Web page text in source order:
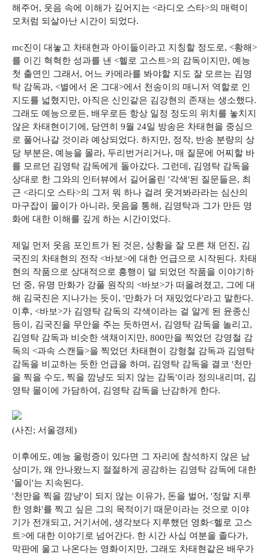
해주어, 웃음 속에 이해가 깊어지는 <라디오 스타>의 매력이
모처럼 되살아난 시간이 되었다.
mc진이 대놓고 차태현과 아이들이라고 지칭할 정도로, <황해>
를 이긴 혁혁한 성과를 낸 <헬로 고스트>의 감독이지만, 예능
첫 출연인 그래서, 어느 카메라를 봐야할 지도 잘 모르는 김영
탁 감독과, <별에서 온 그대>에서 천송이의 매니저 역할로 인
지도를 넓혔지만, 아직은 신인같은 김강현의 존재는 생소했다.
그래도 예능으로든, 배우로든 항상 일정 정도의 위치를 놓치지
않은 차태현이기에, 당연히 9월 24일 방송은 차태현을 중심으
로 풀어나갈 것이라 예상되었다. 하지만, 정작, 반송 분량의 상
당 부분은, 예능을 몰라, 두리번거리거나, 매 질문에 어찌할 바
를 모르던 김영탁 감독에게 돌아갔다. 그런데, 김영탁 감독을
상대로 한 그와의 인터뷰에서 길어올린 '각색'된 질문들은, 최
근 <라디오 스타>의 그저 뭐 하나 걸려 웃겨봐라라는 심산의
마구잡이 몰이가 아니라, 웃음을 통해, 김영탁과 그가 만든 영
화에 대한 이해를 깊게 하는 시간이었다.
제일 먼저 웃음 포인트가 된 것은, 상황을 잘 모른 채 던진, 김
국진의 차태현의 전작 <바보>에 대한 언급으로 시작된다. 차태
현의 작품으로 상대적으로 흥행이 덜 되었던 작품을 이야기하
던 중, 유명 만화가 강풀 원작의 <바보>가 떠올려졌고, 그에 대
해 김국진은 지나가는 듯이, '만화가 더 재밌었다'라고 말한다.
이후, <바보>가 김영탁 감독의 각색이라는 걸 알게 된 윤종신
등이, 김국진을 무안을 주는 듯하면서, 김영탁 감독을 놀리고,
김영탁 감독과 비슷한 색채이지만, 800만을 찍었던 강영철 감
독의 <과속 스캔들>을 찍었던 차태현이 강형철 감독과 김영탁
감독을 비교하는 듯한 언급을 하며, 김영탁 감독을 결코 '천만
을 찍을 수도, 찍을 깜냥도 되지 않는 감독'이라 정의내리며, 김
영탁 몰이에 가담하여, 김영탁 감독을 난감하게 한다.
(사진; 서울경제)
이후에도, 예능 울렁증이 있다면 그 자리에 참석하지 않은 남
상미가, 왜 안나왔느지 절절하게 공감하는 김영탁 감독에 대한
'몰이'는 지속된다.
'천만을 찍을 깜냥'이 되지 않는 이유가, 돈을 벌어, '정말 지루
한 영화'를 찍고 싶은 그의 목적이기 때문이라는 것으로 이야
기가 전개되고, 거기서에, 생각보다 지루했던 영화<헬로 고스
트>에 대한 이야기로 넘어간다. 한 시간 사십 여분을 졸다가,
막판에 울고 나온다는 영화이지만, 그래도 차태현같은 배우가